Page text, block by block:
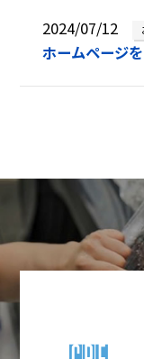
2024/07/12
ホームページ